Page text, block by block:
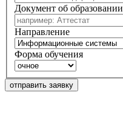
Документ об образовании
Направление
Форма обучения
отправить заявку